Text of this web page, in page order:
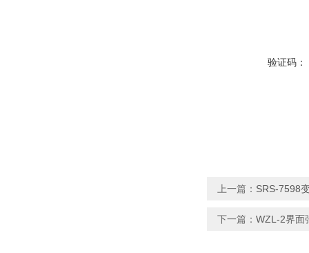
验证码：
上一篇： SRS-7598
下一篇： WZL-2界面